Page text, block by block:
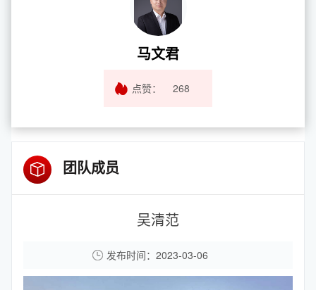
马文君
点赞： 268
团队成员
吴清范
发布时间：2023-03-06